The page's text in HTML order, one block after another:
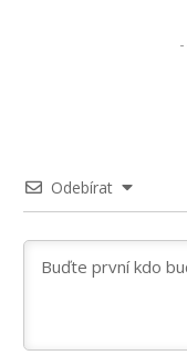
Odebírat